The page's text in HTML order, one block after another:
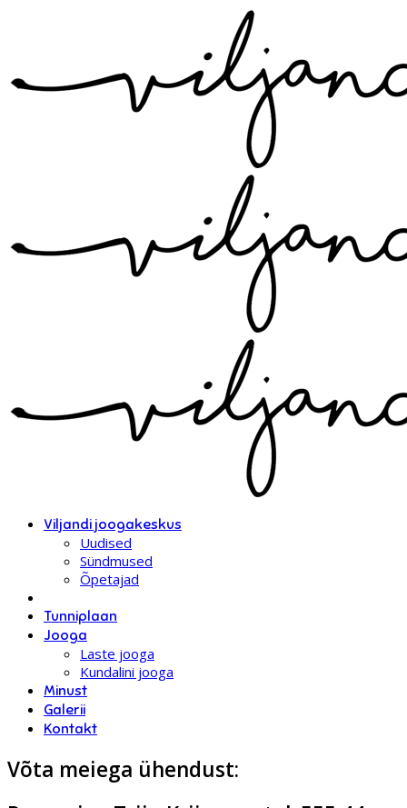
Viljandi joogakeskus
Uudised
Sündmused
Õpetajad
Tunniplaan
Jooga
Laste jooga
Kundalini jooga
Minust
Galerii
Kontakt
Võta meiega ühendust: